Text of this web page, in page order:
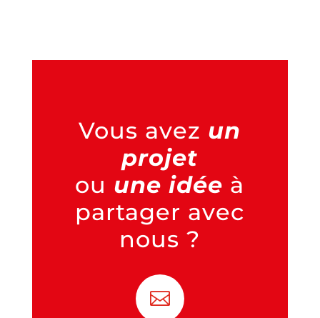
Vous avez un
projet
ou une idée à
partager avec
nous ?
